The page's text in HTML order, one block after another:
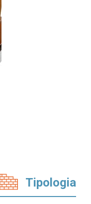
Tipologia